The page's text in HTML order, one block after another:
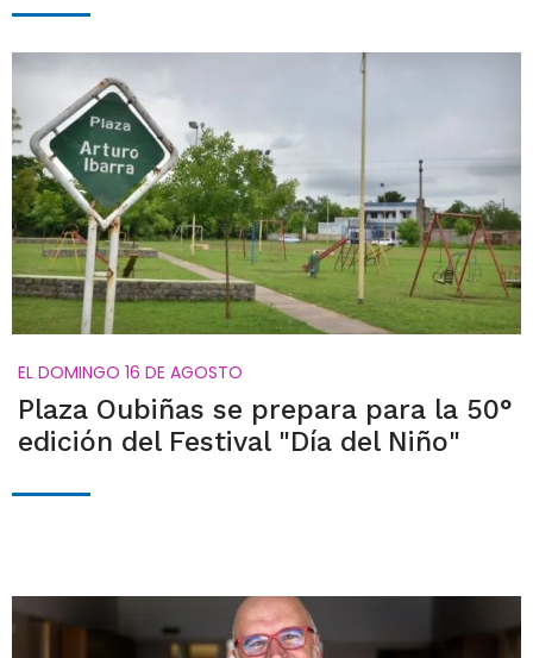
EL DOMINGO 16 DE AGOSTO
Plaza Oubiñas se prepara para la 50°
edición del Festival "Día del Niño"